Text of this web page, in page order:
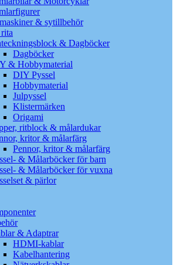
& sytillbehör
& Dagböcker
Dagböcker
& Hobbymaterial
DIY Pyssel
Hobbymaterial
Julpyssel
Klistermärken
Origami
ritblock & målardukar
kritor & målarfärg
Pennor, kritor & målarfärg
& Målarböcker för barn
& Målarböcker för vuxna
& pärlor
& Adaptrar
HDMI-kablar
Kabelhantering